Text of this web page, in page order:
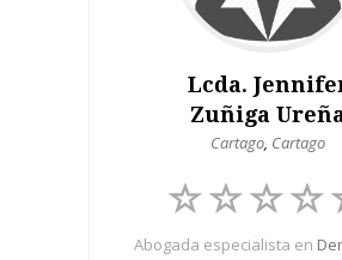
Lcda.
Zuñiga
Cartago, Cartago
Abogada especialista en